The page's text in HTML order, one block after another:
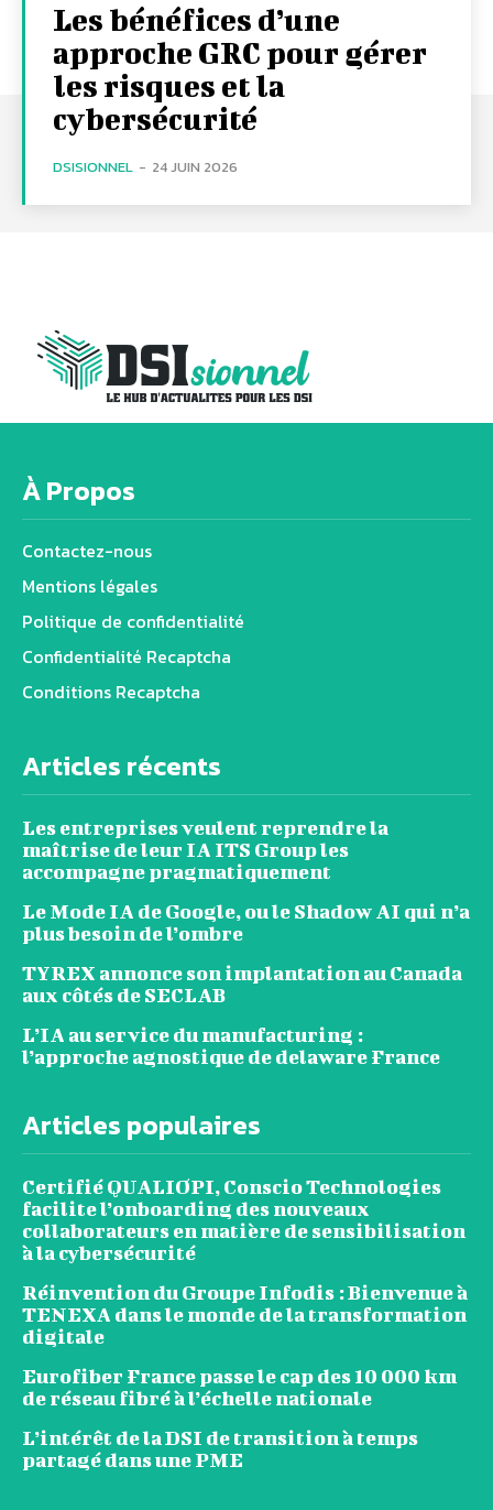
Les bénéfices d’une
approche GRC pour gérer
les risques et la
cybersécurité
DSISIONNEL - 24 JUIN 2026
À Propos
Contactez-nous
Mentions légales
Politique de confidentialité
Confidentialité Recaptcha
Conditions Recaptcha
Articles récents
Les entreprises veulent reprendre la
maîtrise de leur IA ITS Group les
accompagne pragmatiquement
Le Mode IA de Google, ou le Shadow AI qui n’a
plus besoin de l’ombre
TYREX annonce son implantation au Canada
aux côtés de SECLAB
L’IA au service du manufacturing :
l’approche agnostique de delaware France
Articles populaires
Certifié QUALIOPI, Conscio Technologies
facilite l’onboarding des nouveaux
collaborateurs en matière de sensibilisation
à la cybersécurité
Réinvention du Groupe Infodis : Bienvenue à
TENEXA dans le monde de la transformation
digitale
Eurofiber France passe le cap des 10 000 km
de réseau fibré à l’échelle nationale
L’intérêt de la DSI de transition à temps
partagé dans une PME